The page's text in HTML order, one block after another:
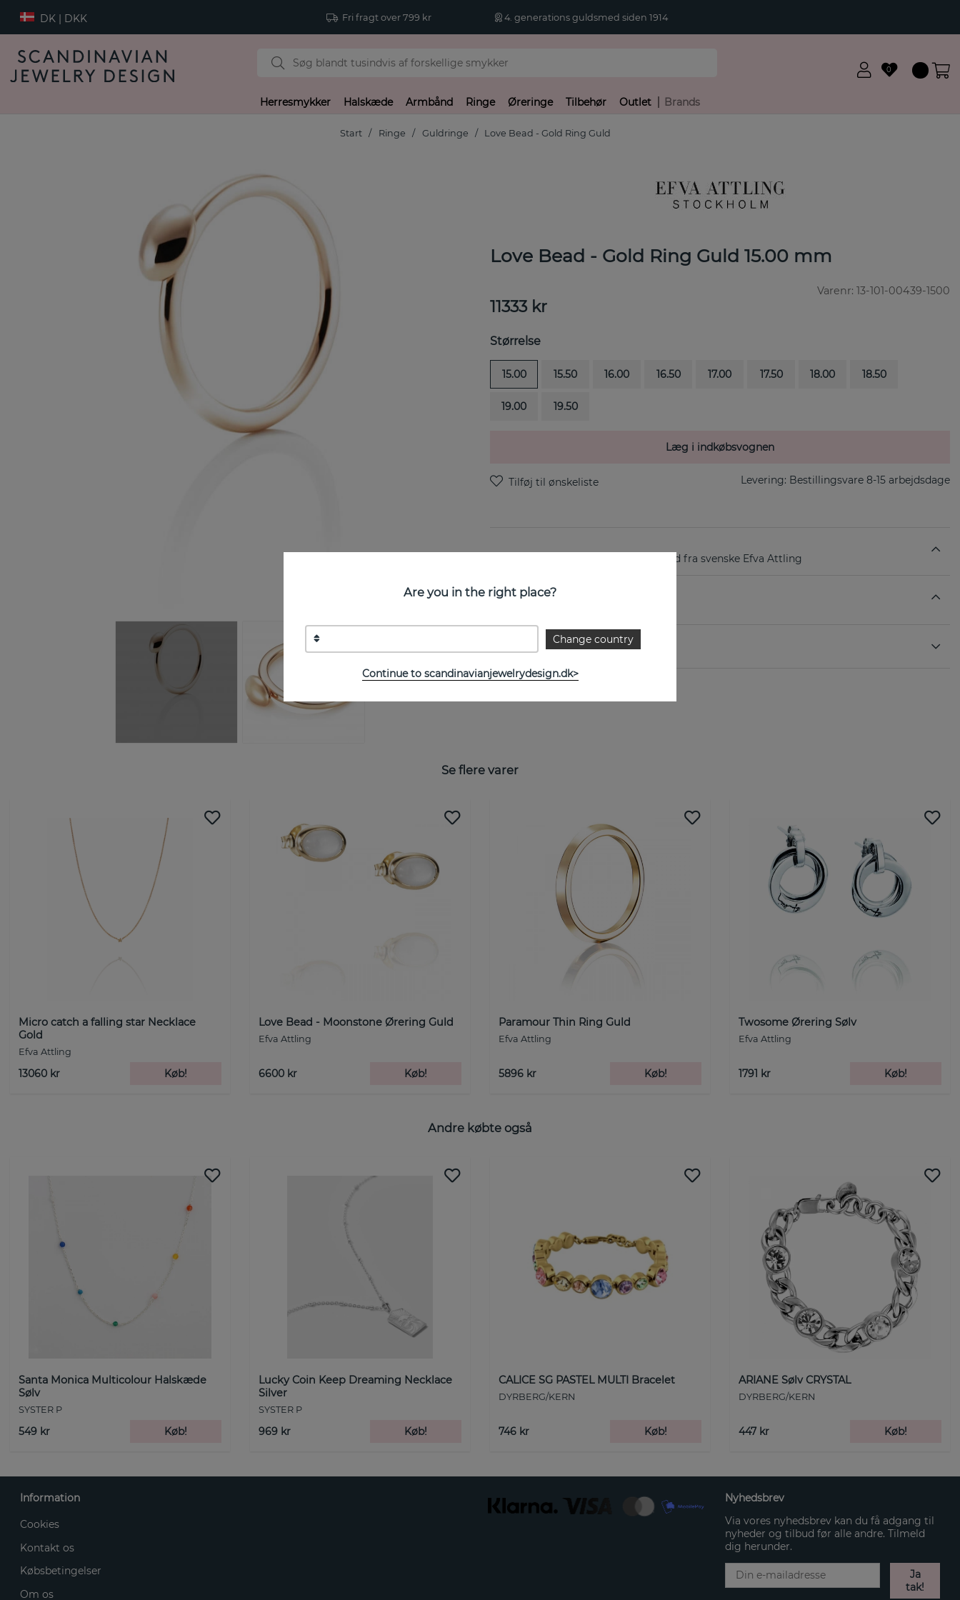
DK | DKK Fri fragt over 799 kr 4. generations guldsmed siden 1914
0
Herresmykker Halskæde Armbånd Ringe Øreringe Tilbehør Outlet Brands
Start Ringe Guldringe Love Bead - Gold Ring Guld
Love Bead - Gold Ring Guld 15.00 mm
Varenr: 13-101-00439-1500
11333 kr
Størrelse
15.00 15.50 16.00 16.50 17.00 17.50 18.00 18.50
19.00 19.50
Læg i indkøbsvognen
Levering: Bestillingsvare 8-15 arbejdsdage
Love Bead-Gold er en ring i 18k guld fra svenske Efva Attling
EGENSKABER
STØRRELSESGUIDE
Se flere varer
Micro catch a falling star Necklace
Gold
Efva Attling
13060 kr Køb!
Love Bead - Moonstone Ørering Guld
Efva Attling
6600 kr Køb!
Paramour Thin Ring Guld
Efva Attling
5896 kr Køb!
Twosome Ørering Sølv
Efva Attling
1791 kr Køb!
Andre købte også
Santa Monica Multicolour Halskæde
Sølv
SYSTER P
549 kr Køb!
Lucky Coin Keep Dreaming Necklace
Silver
SYSTER P
969 kr Køb!
CALICE SG PASTEL MULTI Bracelet
DYRBERG/KERN
746 kr Køb!
ARIANE Sølv CRYSTAL
DYRBERG/KERN
447 kr Køb!
Are you in the right place?
Change country
Continue to scandinavianjewelrydesign.dk>
Information
Cookies
Kontakt os
Købsbetingelser
Om os
Nyhedsbrev
Via vores nyhedsbrev kan du få adgang til
nyheder og tilbud før alle andre. Tilmeld
dig herunder.
Ja
tak!